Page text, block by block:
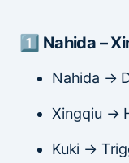
1️⃣ Nahida –
Nahida →
Xingqiu →
Kuki →